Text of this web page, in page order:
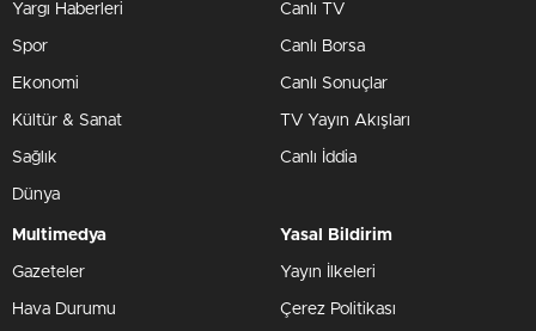
Yargı Haberleri
Spor
Ekonomi
Kültür & Sanat
Sağlık
Dünya
Canlı TV
Canlı Borsa
Canlı Sonuçlar
TV Yayın Akışları
Canlı İddia
Multimedya
Gazeteler
Hava Durumu
Yasal Bildirim
Yayın İlkeleri
Çerez Politikası